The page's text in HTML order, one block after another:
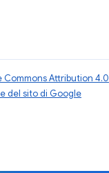
Attribution 4.0
del sito di Google